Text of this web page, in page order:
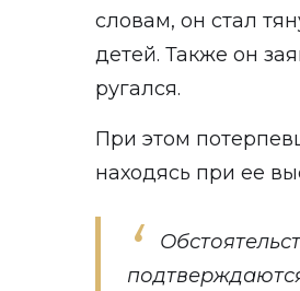
словам, он стал
детей. Также он
ругался.
При этом
находясь при ее